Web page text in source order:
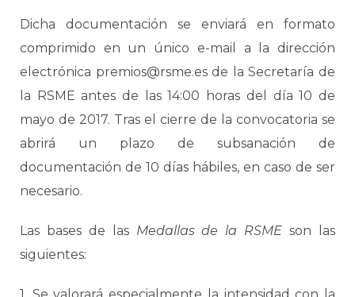
Dicha documentación se enviará en formato
comprimido en un único e-mail a la dirección
electrónica premios@rsme.es de la Secretaría de
la RSME antes de las 14:00 horas del día 10 de
mayo de 2017. Tras el cierre de la convocatoria se
abrirá un plazo de subsanación de
documentación de 10 días hábiles, en caso de ser
necesario.
Las bases de las Medallas de la RSME son las
siguientes: